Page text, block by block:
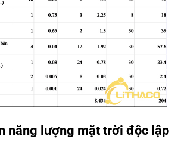
năng lượng mặt trời độc lập